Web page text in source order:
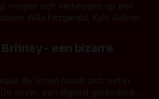
mogen zich verheugen op een
Willa Fitzgerald, Kyle Gallner
feature waarvoor de
- een bizarre
de Groen houdt zich niet in
cover, een digitaal gerenderd en